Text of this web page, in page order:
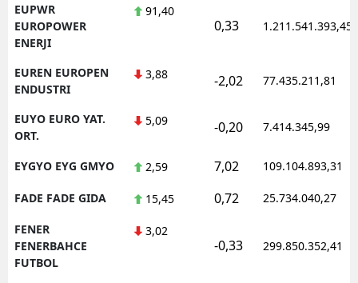
EUPWR
EUROPOWER
ENERJI
91,40
0,33 1.211.541.393,45
EUREN EUROPEN
ENDUSTRI
3,88 -2,02 77.435.211,81
EUYO EURO YAT.
ORT.
5,09 -0,20 7.414.345,99
EYGYO EYG GMYO 2,59 7,02 109.104.893,31
FADE FADE GIDA 15,45 0,72 25.734.040,27
FENER
FENERBAHCE
FUTBOL
3,02
-0,33 299.850.352,41